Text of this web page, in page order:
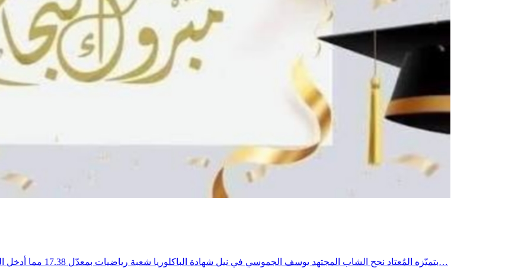
بتميّزه المُعتاد نجح الشاب المجتهد يوسف الجموسي في نيل شهادة الباكلوريا شعبة رياضيات بمعدّل 17.38 مما أدخل الفرحة والسرور على جميع أفراد العائلة وبهذه المناسبة السعيدة يتقدّم…